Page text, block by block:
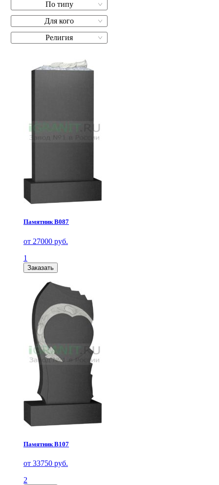
По типу
Для кого
Религия
Памятник В087
от 27000 руб.
1
Заказать
Памятник В107
от 33750 руб.
2